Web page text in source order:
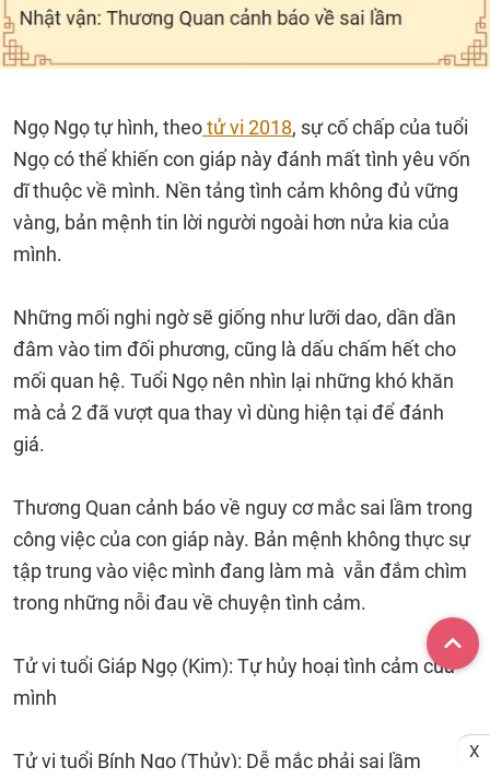
Ngọ Ngọ tự hình, theotử vi 2018, sự cố chấp của tuổi
Ngọ có thể khiến con giáp này đánh mất tình yêu vốn
dĩ thuộc về mình. Nền tảng tình cảm không đủ vững
vàng, bản mệnh tin lời người ngoài hơn nửa kia của
mình.
Những mối nghi ngờ sẽ giống như lưỡi dao, dần dần
đâm vào tim đối phương, cũng là dấu chấm hết cho
mối quan hệ. Tuổi Ngọ nên nhìn lại những khó khăn
mà cả 2 đã vượt qua thay vì dùng hiện tại để đánh
giá.
Thương Quan cảnh báo về nguy cơ mắc sai lầm trong
công việc của con giáp này. Bản mệnh không thực sự
tập trung vào việc mình đang làm mà vẫn đắm chìm
trong những nỗi đau về chuyện tình cảm.
Tử vi tuổi Giáp Ngọ (Kim): Tự hủy hoại tình cảm của
mình
Tử vi tuổi Bính Ngọ (Thủy): Dễ mắc phải sai lầm X